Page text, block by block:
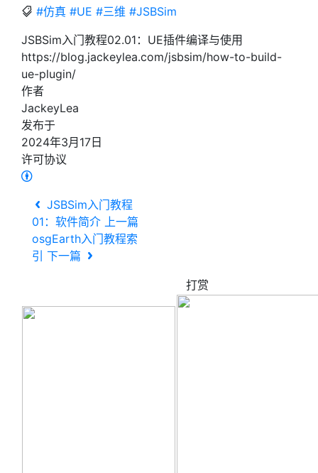
#仿真 #UE #三维 #JSBSim
JSBSim入门教程02.01：UE插件编译与使用
https://blog.jackeylea.com/jsbsim/how-to-build-
ue-plugin/
作者
JackeyLea
发布于
2024年3月17日
许可协议
JSBSim入门教程
01：软件简介 上一篇
osgEarth入门教程索
引 下一篇
打赏